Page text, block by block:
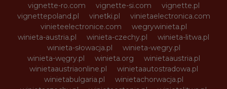
vignette-ro.com
vignette-si.com
vignette.pl
vignettepoland.pl
vinetki.pl
vinietaelectronica.com
vinieteelectronice.com
wegrywinieta.pl
winieta-austria.pl
winieta-czechy.pl
winieta-litwa.pl
winieta-słowacja.pl
winieta-wegry.pl
winieta-węgry.pl
winieta.org
winietaaustria.pl
winietaaustriaonline.pl
winietaautostradowa.pl
winietabulgaria.pl
winietachorwacja.pl